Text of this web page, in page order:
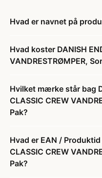
Hvad er navnet på
Hvad koster DANISH
VANDRESTRØMPER,
Hvilket mærke står bag
CLASSIC CREW
Pak?
Hvad er EAN / Produktid
CLASSIC CREW
Pak?